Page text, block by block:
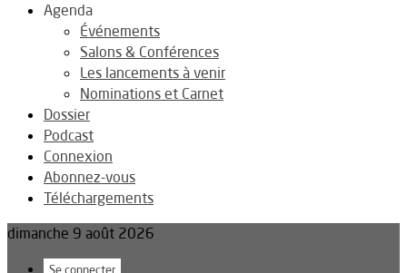
Agenda
Événements
Salons & Conférences
Les lancements à venir
Nominations et Carnet
Dossier
Podcast
Connexion
Abonnez-vous
Téléchargements
dimanche 9 août 2026
Se connecter